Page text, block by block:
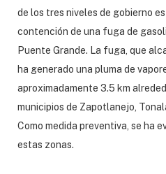
de los tres niveles de gobierno
contención de una fuga de
Puente Grande. La fuga, que
ha generado una pluma de
aproximadamente 3.5 km
municipios de Zapotlanejo,
Como medida preventiva, se ha
estas zonas.